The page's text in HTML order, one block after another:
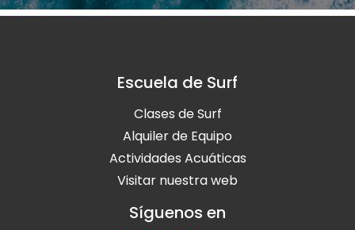
Escuela de Surf
Clases de Surf
Alquiler de Equipo
Actividades Acuáticas
Visitar nuestra web
Síguenos en